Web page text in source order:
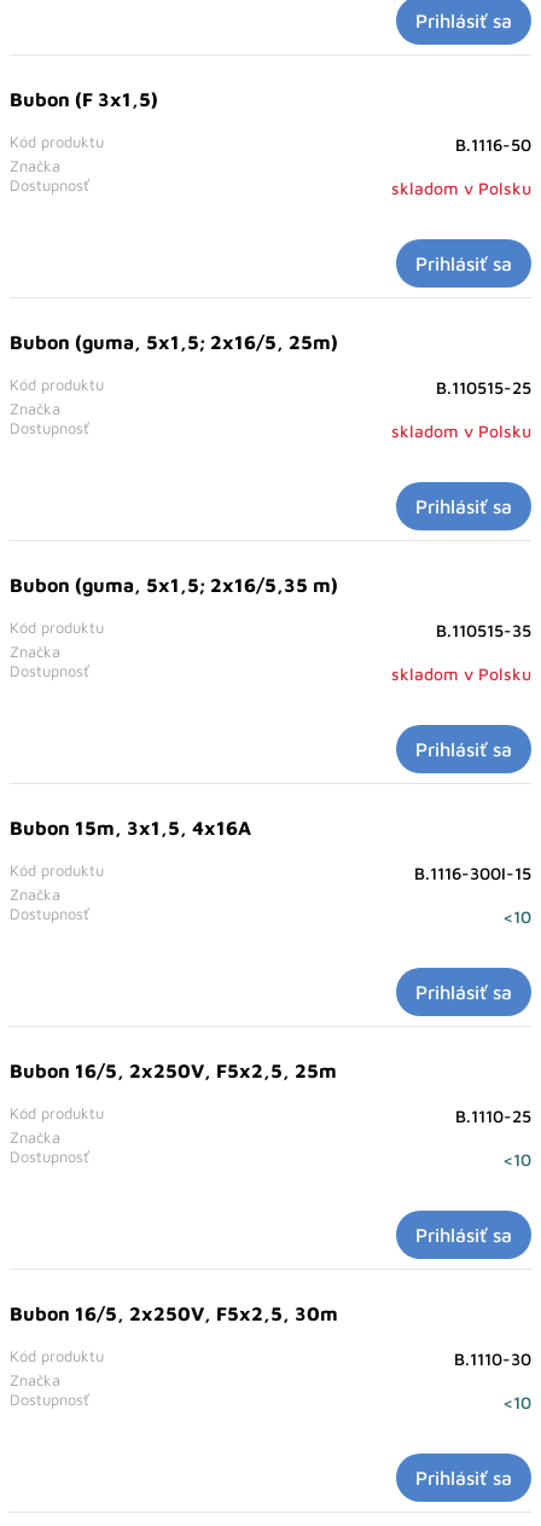
Prihlásiť sa
Bubon (F 3x1,5)
Značka
Kód produktu B.1116-50
Dostupnosť skladom v Polsku
Prihlásiť sa
Bubon (guma, 5x1,5; 2x16/5, 25m)
Značka
Kód produktu B.110515-25
Dostupnosť skladom v Polsku
Prihlásiť sa
Bubon (guma, 5x1,5; 2x16/5,35 m)
Značka
Kód produktu B.110515-35
Dostupnosť skladom v Polsku
Prihlásiť sa
Bubon 15m, 3x1,5, 4x16A
Značka
Kód produktu B.1116-300I-15
Dostupnosť <10
Prihlásiť sa
Bubon 16/5, 2x250V, F5x2,5, 25m
Značka
Kód produktu B.1110-25
Dostupnosť <10
Prihlásiť sa
Bubon 16/5, 2x250V, F5x2,5, 30m
Značka
Kód produktu B.1110-30
Dostupnosť <10
Prihlásiť sa